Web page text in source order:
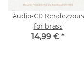
Audio-CD Rendezvous
for brass
14,99 € *